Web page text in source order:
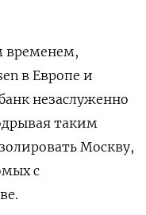
временем,
в Европе и
незаслуженно
таким
Москву,
с